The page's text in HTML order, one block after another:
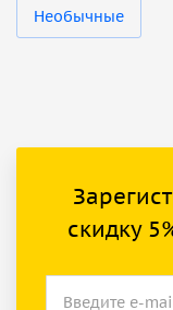
Необычные
скидку